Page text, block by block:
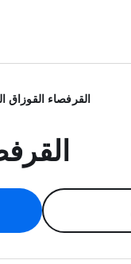
القرفصاء القوزاق